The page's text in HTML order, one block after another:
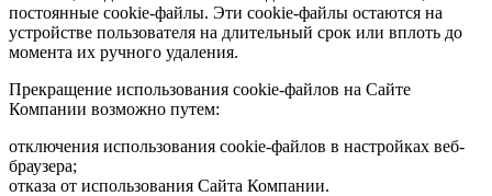
постоянные cookie-файлы. Эти cookie-файлы остаются на
устройстве пользователя на длительный срок или вплоть до
момента их ручного удаления.
Прекращение использования cookie-файлов на Сайте
Компании возможно путем:
отключения использования cookie-файлов в настройках веб-
браузера;
отказа от использования Сайта Компании.